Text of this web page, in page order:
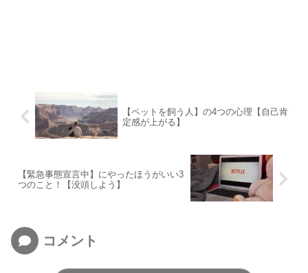
【ペットを飼う人】の4つの心理【自己肯
定感が上がる】
【緊急事態宣言中】にやったほうがいい3
つのこと！【没頭しよう】
コメント